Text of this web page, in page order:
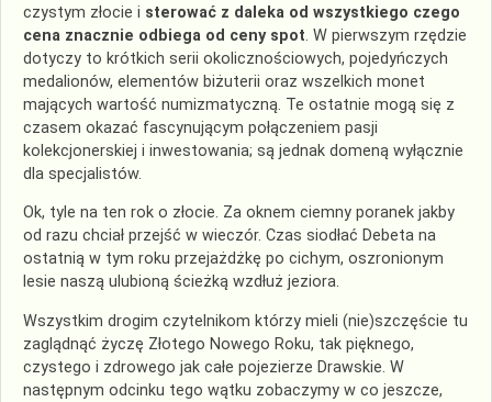
czystym złocie i sterować z daleka od wszystkiego czego
cena znacznie odbiega od ceny spot. W pierwszym rzędzie
dotyczy to krótkich serii okolicznościowych, pojedyńczych
medalionów, elementów biżuterii oraz wszelkich monet
mających wartość numizmatyczną. Te ostatnie mogą się z
czasem okazać fascynującym połączeniem pasji
kolekcjonerskiej i inwestowania; są jednak domeną wyłącznie
dla specjalistów.
Ok, tyle na ten rok o złocie. Za oknem ciemny poranek jakby
od razu chciał przejść w wieczór. Czas siodłać Debeta na
ostatnią w tym roku przejażdżkę po cichym, oszronionym
lesie naszą ulubioną ścieżką wzdłuż jeziora.
Wszystkim drogim czytelnikom którzy mieli (nie)szczęście tu
zaglądnąć życzę Złotego Nowego Roku, tak pięknego,
czystego i zdrowego jak całe pojezierze Drawskie. W
następnym odcinku tego wątku zobaczymy w co jeszcze,